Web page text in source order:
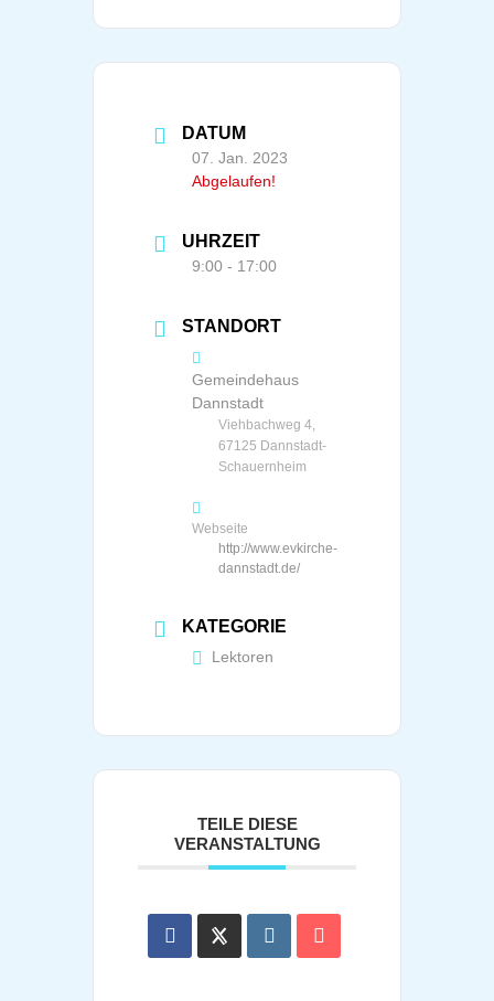
DATUM
07. Jan. 2023
Abgelaufen!
UHRZEIT
9:00 - 17:00
STANDORT
Gemeindehaus
Dannstadt
Viehbachweg 4,
67125 Dannstadt-
Schauernheim
Webseite
http://www.evkirche-
dannstadt.de/
KATEGORIE
Lektoren
TEILE DIESE
VERANSTALTUNG